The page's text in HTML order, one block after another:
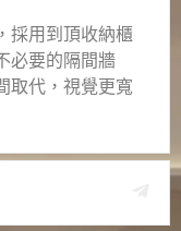
採用到頂收納櫃
必要的隔間牆
取代，視覺更寬